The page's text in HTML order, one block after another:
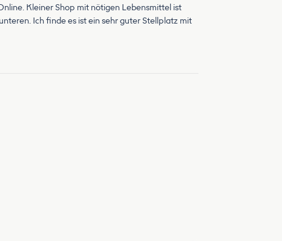
Kleiner Shop mit nötigen Lebensmittel ist
Ich finde es ist ein sehr guter Stellplatz mit